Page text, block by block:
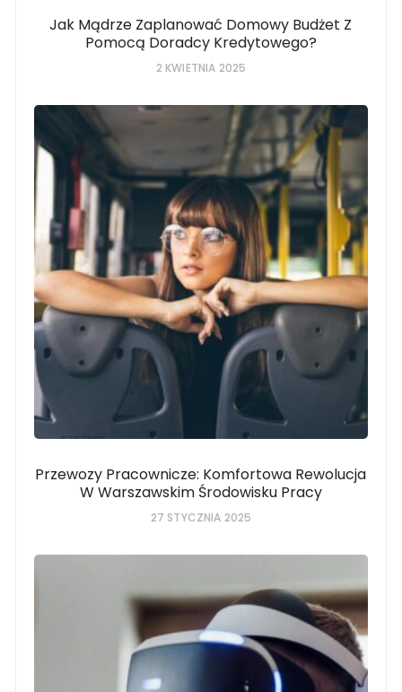
Jak Mądrze Zaplanować Domowy Budżet Z
Pomocą Doradcy Kredytowego?
2 KWIETNIA 2025
Przewozy Pracownicze: Komfortowa Rewolucja
W Warszawskim Środowisku Pracy
27 STYCZNIA 2025